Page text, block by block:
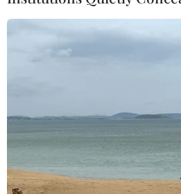
Hội đồng Bảo an Liên hợp
cuộc họp kín vào ngày 12/3
Iran tiếp tục mở rộng kho
giàu ở mức gần đạt cấp độ